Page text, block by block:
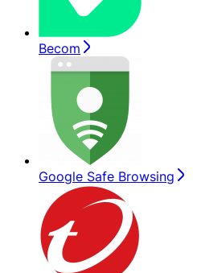
Becom
Google Safe Browsing